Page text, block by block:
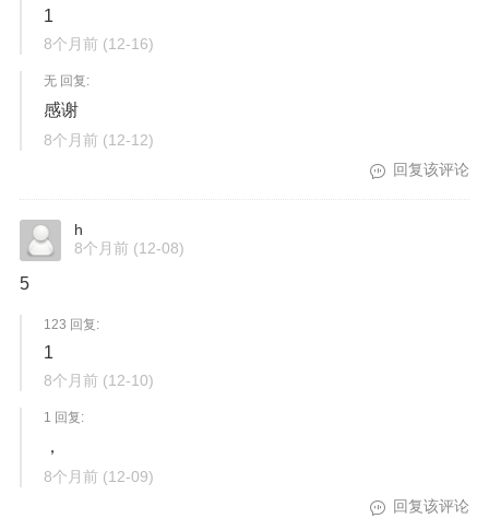
1
8个月前 (12-16)
无 回复:
感谢
8个月前 (12-12)
回复该评论
h
8个月前 (12-08)
5
123 回复:
1
8个月前 (12-10)
1 回复:
，
8个月前 (12-09)
回复该评论